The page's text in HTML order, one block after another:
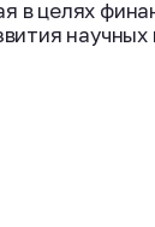
в целях